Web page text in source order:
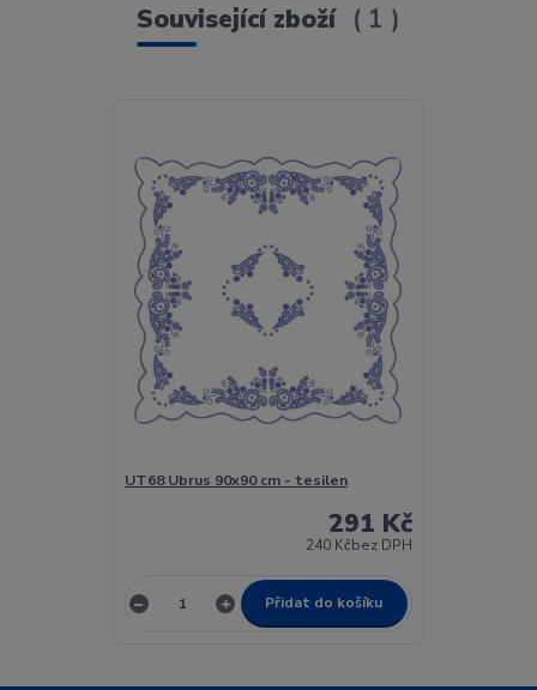
Související zboží 1
UT68 Ubrus 90x90 cm - tesilen
291 Kč
240 Kčbez DPH
Přidat do košíku